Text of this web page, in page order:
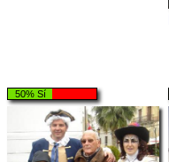
50% Sí